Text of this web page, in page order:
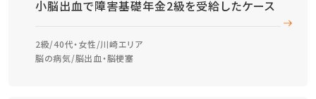
小脳出血で障害基礎年金2級を受給したケース
2級 40代・女性 川崎エリア
脳の病気 脳出血・脳梗塞